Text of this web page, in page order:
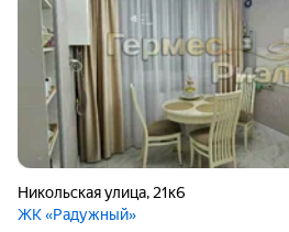
Никольская улица, 21к6
ЖК «Радужный»